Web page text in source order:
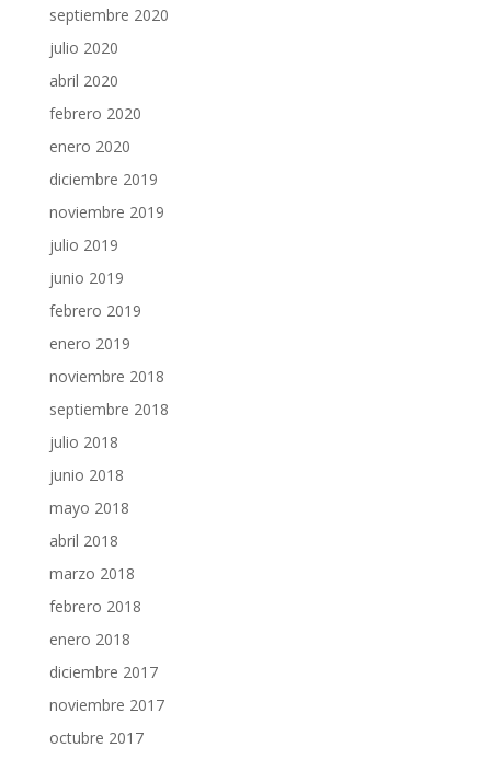
septiembre 2020
julio 2020
abril 2020
febrero 2020
enero 2020
diciembre 2019
noviembre 2019
julio 2019
junio 2019
febrero 2019
enero 2019
noviembre 2018
septiembre 2018
julio 2018
junio 2018
mayo 2018
abril 2018
marzo 2018
febrero 2018
enero 2018
diciembre 2017
noviembre 2017
octubre 2017